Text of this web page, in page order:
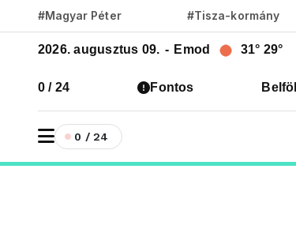
#Magyar Péter #Tisza-kormány
2026. augusztus 09. - Emod 31° 29°
0 / 24 Fontos
0 / 24